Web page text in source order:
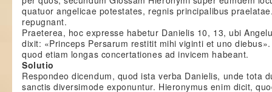
quatuor angelicae potestates, regnis principalibus
repugnant.
Praeterea, hoc expresse habetur Danielis 10, 13, ubi
dixit: «Princeps Persarum restitit mihi viginti et uno
quod etiam longas concertationes ad invicem habeant.
Solutio
Respondeo dicendum, quod ista verba Danielis, unde tota
sanctis diversimode exponuntur. Hieronymus enim dicit,